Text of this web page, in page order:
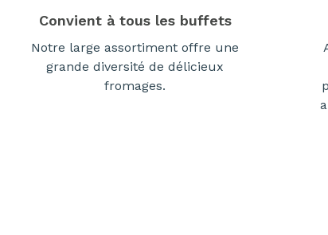
Convient à tous les buffets
Notre large assortiment offre une
grande diversité de délicieux
fromages.